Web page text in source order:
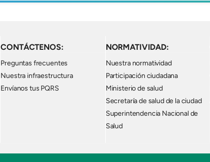
CONTÁCTENOS:
Preguntas frecuentes
Nuestra infraestructura
Envíanos tus PQRS
NORMATIVIDAD:
Nuestra normatividad
Participación ciudadana
Ministerio de salud
Secretaría de salud de la ciudad
Superintendencia Nacional de
Salud